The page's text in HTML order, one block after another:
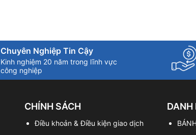
Chuyên Nghiệp Tin Cậy
Kinh nghiệm 20 năm trong lĩnh vực
công nghiệp
CHÍNH SÁCH
Điều khoản & Điều kiện giao dịch
DANH